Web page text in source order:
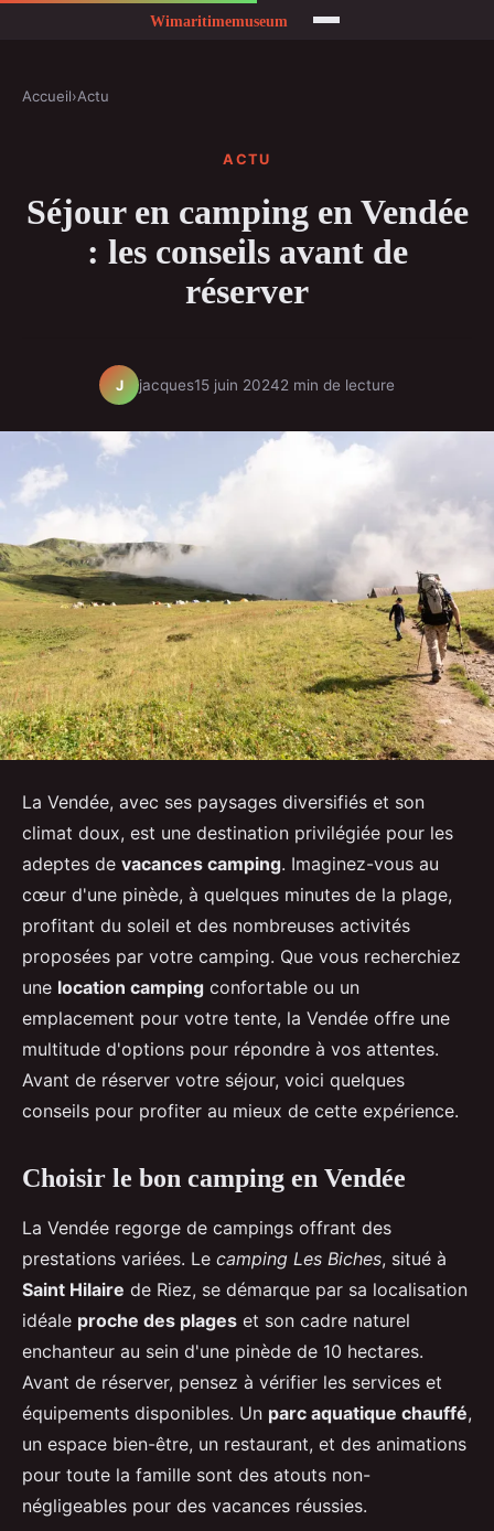
Accueil›Actu
ACTU
Séjour en camping en Vendée
: les conseils avant de
réserver
J jacques15 juin 20242 min de lecture
La Vendée, avec ses paysages diversifiés et son
climat doux, est une destination privilégiée pour les
adeptes de vacances camping. Imaginez-vous au
cœur d'une pinède, à quelques minutes de la plage,
profitant du soleil et des nombreuses activités
proposées par votre camping. Que vous recherchiez
une location camping confortable ou un
emplacement pour votre tente, la Vendée offre une
multitude d'options pour répondre à vos attentes.
Avant de réserver votre séjour, voici quelques
conseils pour profiter au mieux de cette expérience.
Choisir le bon camping en Vendée
La Vendée regorge de campings offrant des
prestations variées. Le camping Les Biches, situé à
Saint Hilaire de Riez, se démarque par sa localisation
idéale proche des plages et son cadre naturel
enchanteur au sein d'une pinède de 10 hectares.
Avant de réserver, pensez à vérifier les services et
équipements disponibles. Un parc aquatique chauffé,
un espace bien-être, un restaurant, et des animations
pour toute la famille sont des atouts non-
négligeables pour des vacances réussies.